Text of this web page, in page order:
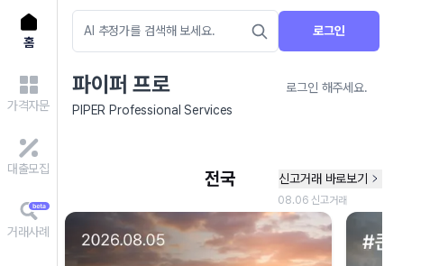
홈
가격자문
대출모집
거래사례
로그인
파이퍼 프로
로그인 해주세요.
PIPER Professional Services